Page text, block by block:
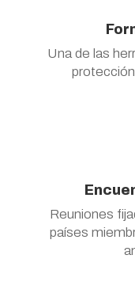
Una de las
Reuniones
países